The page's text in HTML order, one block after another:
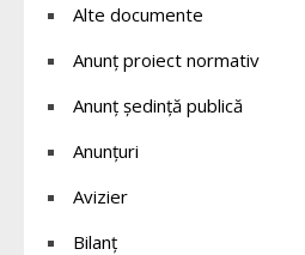
Alte documente
Anunț proiect normativ
Anunț ședință publică
Anunțuri
Avizier
Bilanț